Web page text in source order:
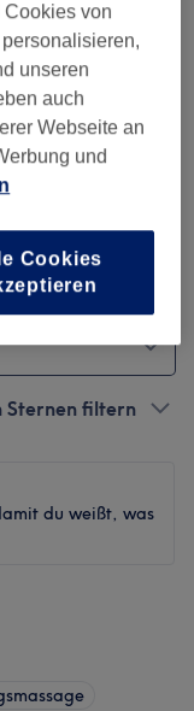
Sternen filtern
du weißt, was
von
unseren
auch
Webseite an
und
Cookies